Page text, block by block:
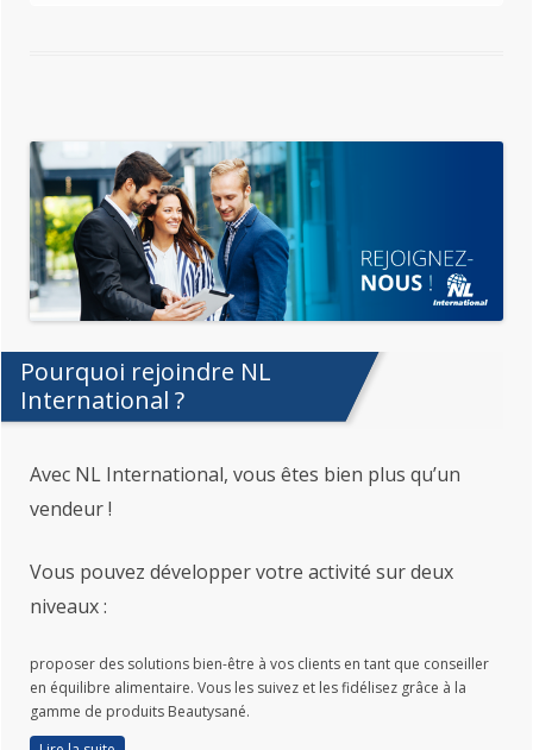
Pourquoi rejoindre NL
International ?
Avec NL International, vous êtes bien plus qu’un
vendeur !
Vous pouvez développer votre activité sur deux
niveaux :
proposer des solutions bien-être à vos clients en tant que conseiller
en équilibre alimentaire. Vous les suivez et les fidélisez grâce à la
gamme de produits Beautysané.